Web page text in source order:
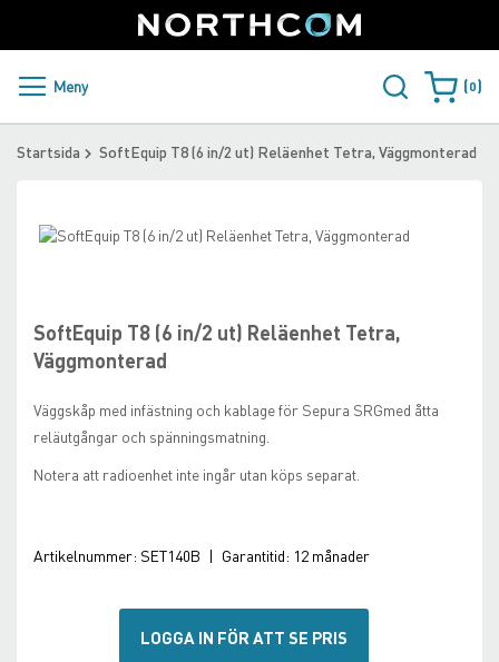
to
Content
Sweden
PRODUKTER OCH LÖSNINGAR
ÅTERFÖRSÄLJARE
LADDA NER
Meny Varukorgen
0
Startsida SoftEquip T8 (6 in/2 ut) Reläenhet Tetra, Väggmonterad
SoftEquip T8 (6 in/2 ut) Reläenhet Tetra,
Väggmonterad
Väggskåp med infästning och kablage för Sepura SRGmed åtta
reläutgångar och spänningsmatning.
Notera att radioenhet inte ingår utan köps separat.
Artikelnummer: SET140B | Garantitid: 12 månader
LOGGA IN FÖR ATT SE PRIS
Skip
of
the
images
beginning
of
the
gallery